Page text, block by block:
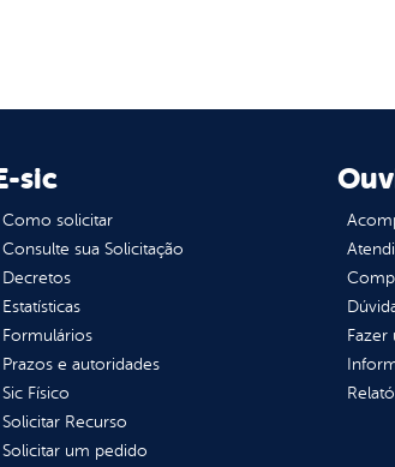
sic
Como solicitar
Consulte sua Solicitação
Decretos
Estatísticas
Formulários
Prazos e autoridades
Sic Físico
Solicitar Recurso
Solicitar um pedido
Fazer